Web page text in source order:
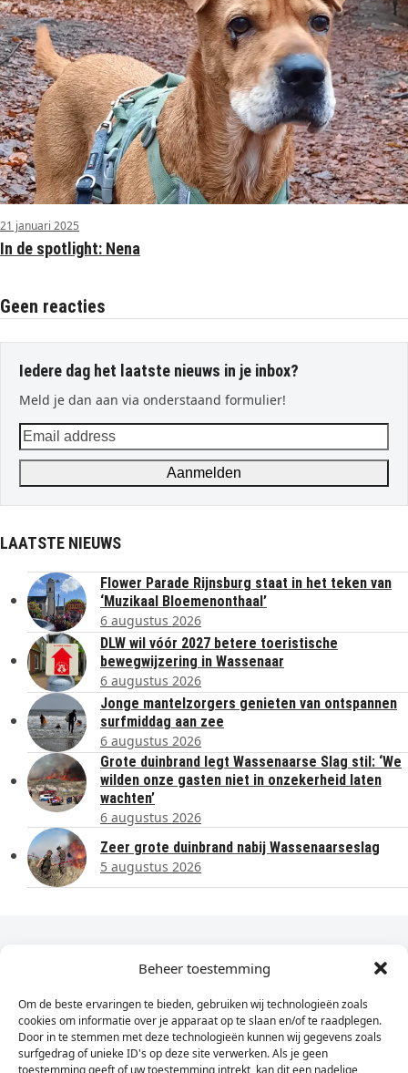
Beheer toestemming
Om de beste ervaringen te bieden, gebruiken wij technologieën zoals
cookies om informatie over je apparaat op te slaan en/of te raadplegen.
Door in te stemmen met deze technologieën kunnen wij gegevens zoals
surfgedrag of unieke ID's op deze site verwerken. Als je geen
toestemming geeft of uw toestemming intrekt, kan dit een nadelige
21 januari 2025
In de spotlight: Nena
Geen reacties
Iedere dag het laatste nieuws in je inbox?
Meld je dan aan via onderstaand formulier!
Email
address
Aanmelden
LAATSTE NIEUWS
Flower Parade Rijnsburg staat in het teken van
‘Muzikaal Bloemenonthaal’
6 augustus 2026
DLW wil vóór 2027 betere toeristische
bewegwijzering in Wassenaar
6 augustus 2026
Jonge mantelzorgers genieten van ontspannen
surfmiddag aan zee
6 augustus 2026
Grote duinbrand legt Wassenaarse Slag stil: ‘We
wilden onze gasten niet in onzekerheid laten
wachten’
6 augustus 2026
Zeer grote duinbrand nabij Wassenaarseslag
5 augustus 2026
Dagelijks het laatste nieuws in je e-mail?
Vul
hier
je